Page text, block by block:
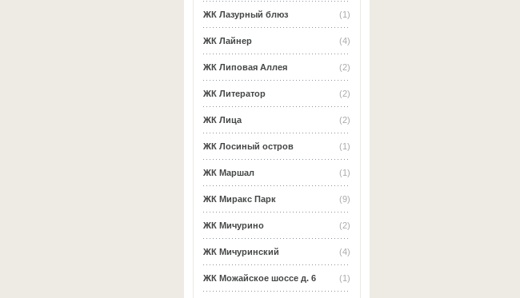
(1)
ЖК Лазурный блюз
(4)
ЖК Лайнер
(2)
ЖК Липовая Аллея
(2)
ЖК Литератор
(2)
ЖК Лица
(1)
ЖК Лосиный остров
(1)
ЖК Маршал
(9)
ЖК Миракс Парк
(2)
ЖК Мичурино
(4)
ЖК Мичуринский
(1)
ЖК Можайское шоссе д. 6